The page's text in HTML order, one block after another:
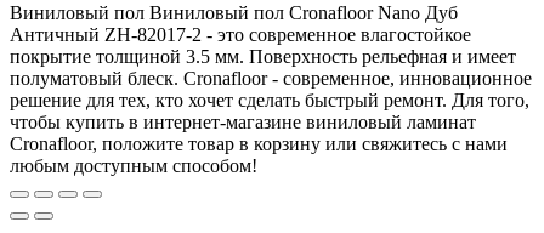
Виниловый пол Виниловый пол Cronafloor Nano Дуб
Античный ZH-82017-2 - это современное влагостойкое
покрытие толщиной 3.5 мм. Поверхность рельефная и имеет
полуматовый блеск. Cronafloor - современное, инновационное
решение для тех, кто хочет сделать быстрый ремонт. Для того,
чтобы купить в интернет-магазине виниловый ламинат
Cronafloor, положите товар в корзину или свяжитесь с нами
любым доступным способом!